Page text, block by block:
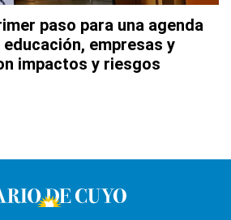
paso para una agenda
empresas y
impactos y riesgos